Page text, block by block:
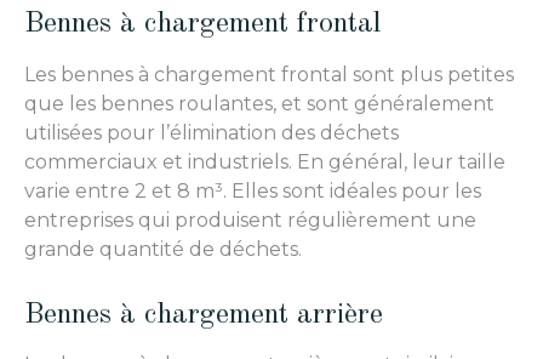
Bennes à chargement frontal
Les bennes à chargement frontal sont plus petites
que les bennes roulantes, et sont généralement
utilisées pour l’élimination des déchets
commerciaux et industriels. En général, leur taille
varie entre 2 et 8 m³. Elles sont idéales pour les
entreprises qui produisent régulièrement une
grande quantité de déchets.
Bennes à chargement arrière